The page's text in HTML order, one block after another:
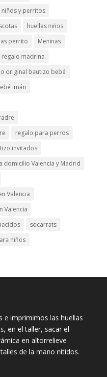
niños y perritos
huellas niños
perrito
Meninas
regalo madrina
original bautizo bebé
imán
regalo para perros
invitados
domicilio Valencia y Madrid
Valencia
Valencia
socarrats
niños
e imprimimos las huellas
en el taller, sacar el
en altorrelieve
de la mano nítidos.